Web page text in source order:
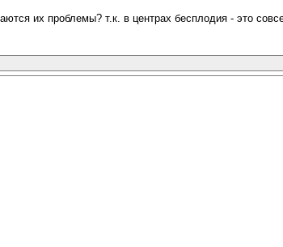
их проблемы? т.к. в центрах бесплодия - это